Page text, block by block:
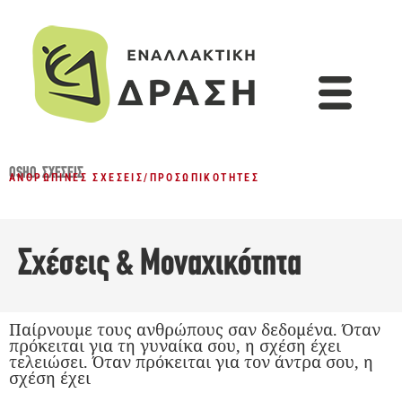
OSHO,ΣΧΈΣΕΙΣ
ΑΝΘΡΏΠΙΝΕΣ ΣΧΈΣΕΙΣ/ ΠΡΟΣΩΠΙΚΌΤΗΤΕΣ
Σχέσεις & Μοναχικότητα
Παίρνουμε τους ανθρώπους σαν δεδομένα. Όταν
πρόκειται για τη γυναίκα σου, η σχέση έχει
τελειώσει. Όταν πρόκειται για τον άντρα σου, η
σχέση έχει